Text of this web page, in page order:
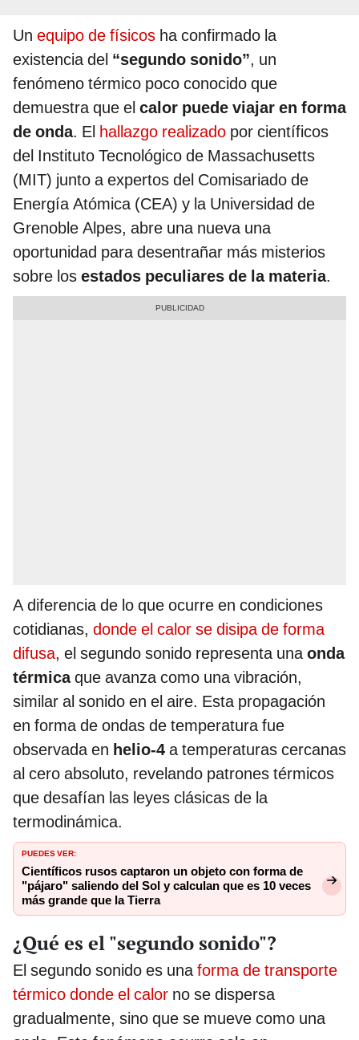
Un equipo de físicos ha confirmado la
existencia del “segundo sonido”, un
fenómeno térmico poco conocido que
demuestra que el calor puede viajar en forma
de onda. El hallazgo realizado por científicos
del Instituto Tecnológico de Massachusetts
(MIT) junto a expertos del Comisariado de
Energía Atómica (CEA) y la Universidad de
Grenoble Alpes, abre una nueva una
oportunidad para desentrañar más misterios
sobre los estados peculiares de la materia.
A diferencia de lo que ocurre en condiciones
cotidianas, donde el calor se disipa de forma
difusa, el segundo sonido representa unaonda
térmicaque avanza como una vibración,
similar al sonido en el aire. Esta propagación
en forma de ondas de temperatura fue
observada en helio-4 a temperaturas cercanas
al cero absoluto, revelando patrones térmicos
que desafían las leyes clásicas de la
termodinámica.
PUEDES VER:
Científicos rusos captaron un objeto con forma de
"pájaro" saliendo del Sol y calculan que es 10 veces
más grande que la Tierra
¿Qué es el "segundo sonido"?
El segundo sonido es unaforma de transporte
térmico donde el calor no se dispersa
gradualmente, sino que se mueve como una